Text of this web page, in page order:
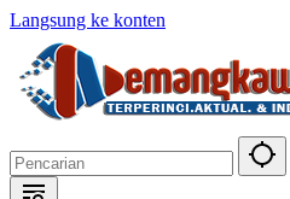
Langsung ke konten